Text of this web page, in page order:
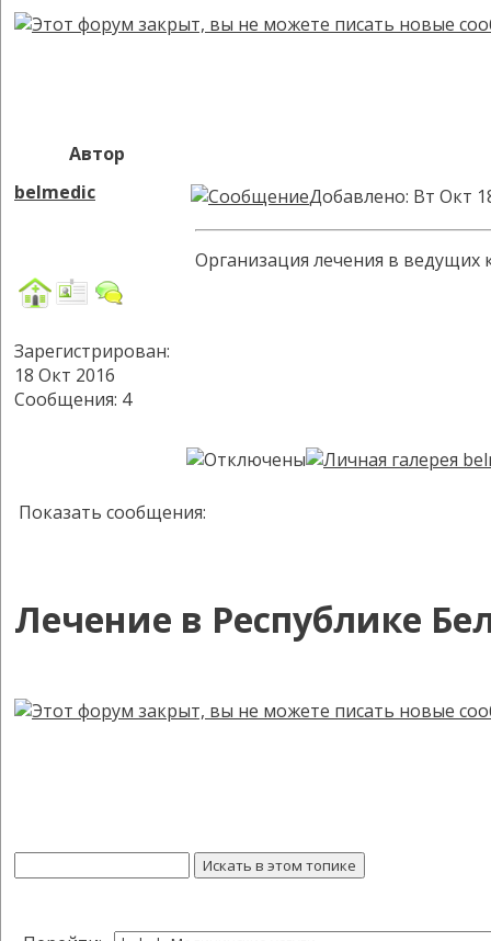
Автор
belmedic
Зарегистрирован:
18 Окт 2016
Сообщения: 4
Добавлено: Вт Окт
Организация лечения в ведущих
Показать сообщения:
Лечение в Республике